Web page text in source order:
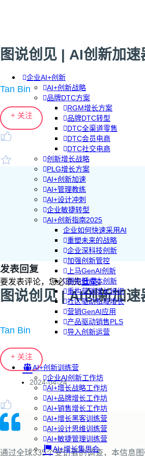
企业AI+创新
AI+创新战略
品牌DTC方案
RGM增长方案
品牌DTC转型
DTC全渠道零售
DTC会员电商
DTC社交电商
创新增长战略
PLG增长方案
AI+创新加速
AI+管理教练
AI+设计冲刺
企业敏捷转型
AI+创新指南2025
企业如何快速采用AI
重塑未来的战略
企业深科技创新
加强创新管控
上马GenAI创新
拥抱低成本创新
重构营销增长组织
社区驱动私域增长
营销GenAI应用
产品驱动销售PLS
导入创新运营
AI+创新训练营
企业AI创新工作坊
AI+增长战略工作坊
AI+品牌增长工作坊
AI+销售增长工作坊
AI+增长黑客训练营
AI+设计思维训练营
AI+敏捷管理训练营
AI+增长集思会
图说创见 | AI创新加
Tan Bin
+ 关注
发表回复
要发表评论，您必须先登录。
图说创见 | AI创新加
Tan Bin
+ 关注
2024-04-24
通过全球335个受访者的调查，本信息